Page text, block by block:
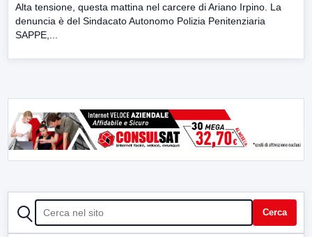
Alta tensione, questa mattina nel carcere di Ariano Irpino. La
denuncia è del Sindacato Autonomo Polizia Penitenziaria
SAPPE,...
CERCA Cerca